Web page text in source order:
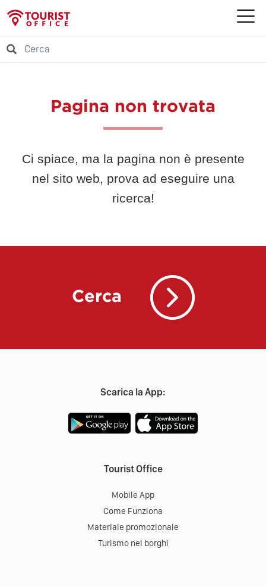
Pagina non trovata
Ci spiace, ma la pagina non è presente
nel sito web, prova ad eseguire una
ricerca!
Cerca
Scarica la App:
Tourist Office
Mobile App
Come Funziona
Materiale promozionale
Turismo nei borghi